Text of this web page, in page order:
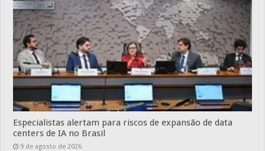
Especialistas alertam para riscos de expansão de data
centers de IA no Brasil
9 de agosto de 2026